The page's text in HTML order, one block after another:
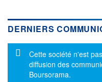
DERNIERS
Message
Cette société n'est
diffusion des
Boursorama.